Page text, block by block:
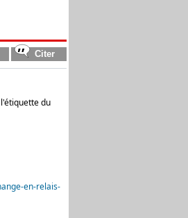
du
en-relais-